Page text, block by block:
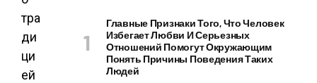
тра
ди
ци
ей
Главные Признаки Того, Что Человек
Избегает Любви И Серьезных
Отношений Помогут Окружающим
Понять Причины Поведения Таких
Людей